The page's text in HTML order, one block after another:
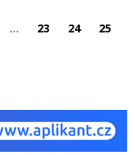
… 23 24
25